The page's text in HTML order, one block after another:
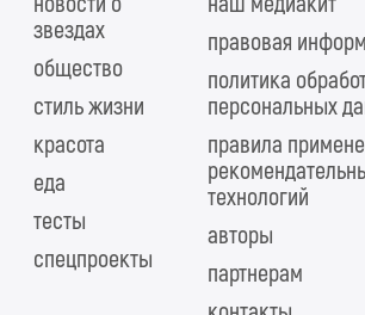
звездах
общество
стиль жизни
красота
еда
тесты
спецпроекты
правовая
политика
персональных
правила
технологий
авторы
партнерам